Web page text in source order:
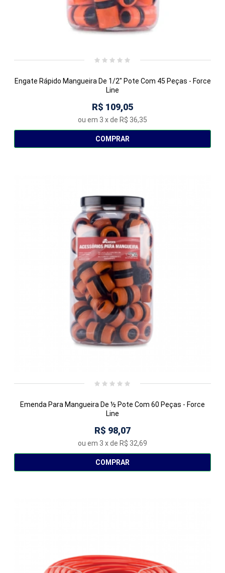
Engate Rápido Mangueira De 1/2" Pote Com 45 Peças - Force
Line
R$ 109,05
ou em 3 x de R$ 36,35
COMPRAR
Emenda Para Mangueira De ½ Pote Com 60 Peças - Force
Line
R$ 98,07
ou em 3 x de R$ 32,69
COMPRAR